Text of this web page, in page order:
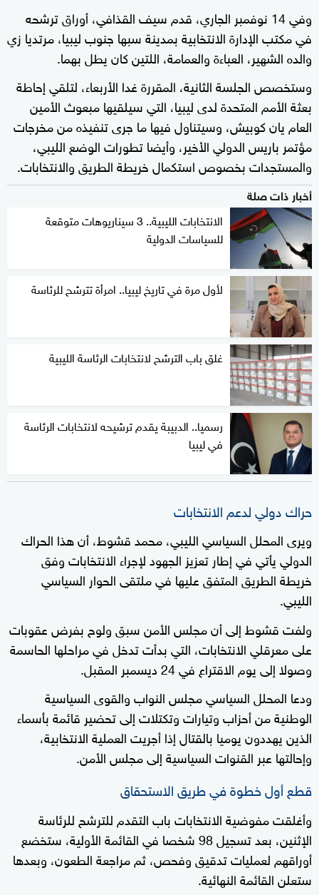
وفي 14 نوفمبر الجاري، قدم سيف القذافي، أوراق ترشحه
في مكتب الإدارة الانتخابية بمدينة سبها جنوب ليبيا، مرتديا زي
والده الشهير، العباءة والعمامة، اللتين كان يطل بهما.
وستخصص الجلسة الثانية، المقررة غدا الأربعاء، لتلقي إحاطة
بعثة الأمم المتحدة لدى ليبيا، التي سيلقيها مبعوث الأمين
العام يان كوبيش، وسيتناول فيها ما جرى تنفيذه من مخرجات
مؤتمر باريس الدولي الأخير، وأيضا تطورات الوضع الليبي،
والمستجدات بخصوص استكمال خريطة الطريق والانتخابات.
أخبار ذات صلة
الانتخابات الليبية.. 3 سيناريوهات متوقعة
للسياسات الدولية
لأول مرة في تاريخ ليبيا.. امرأة تترشح للرئاسة
غلق باب الترشح لانتخابات الرئاسة الليبية
رسميا.. الدبيبة يقدم ترشيحه لانتخابات الرئاسة
في ليبيا
حراك دولي لدعم الانتخابات
ويرى المحلل السياسي الليبي، محمد قشوط، أن هذا الحراك
الدولي يأتي في إطار تعزيز الجهود لإجراء الانتخابات وفق
خريطة الطريق المتفق عليها في ملتقى الحوار السياسي
الليبي.
ولفت قشوط إلى أن مجلس الأمن سبق ولوح بفرض عقوبات
على معرقلي الانتخابات، التي بدأت تدخل في مراحلها الحاسمة
وصولا إلى يوم الاقتراع في 24 ديسمبر المقبل.
ودعا المحلل السياسي مجلس النواب والقوى السياسية
الوطنية من أحزاب وتيارات وتكتلات إلى تحضير قائمة بأسماء
الذين يهددون يوميا بالقتال إذا أجريت العملية الانتخابية،
وإحالتها عبر القنوات السياسية إلى مجلس الأمن.
قطع أول خطوة في طريق الاستحقاق
وأغلقت مفوضية الانتخابات باب التقدم للترشح للرئاسة
الإثنين، بعد تسجيل 98 شخصا في القائمة الأولية، ستخضع
أوراقهم لعمليات تدقيق وفحص، ثم مراجعة الطعون، وبعدها
ستعلن القائمة النهائية.